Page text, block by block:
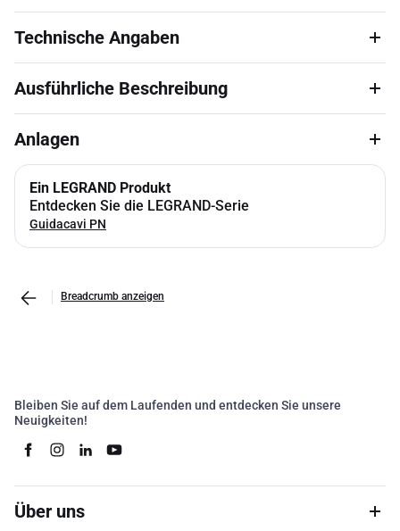
Technische Angaben
Ausführliche Beschreibung
Anlagen
Ein LEGRAND Produkt
Entdecken Sie die LEGRAND-Serie
Guidacavi PN
Breadcrumb anzeigen
Bleiben Sie auf dem Laufenden und entdecken Sie unsere
Neuigkeiten!
Über uns